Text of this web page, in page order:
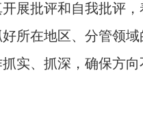
展批评和自我批评
所在地区、分管领
实、抓深，确保方